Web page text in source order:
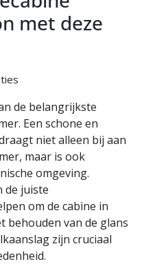
met deze
de belangrijkste
Een schone en
niet alleen bij aan
maar is ook
omgeving.
de juiste
om de cabine in
behouden van de glans
zijn cruciaal